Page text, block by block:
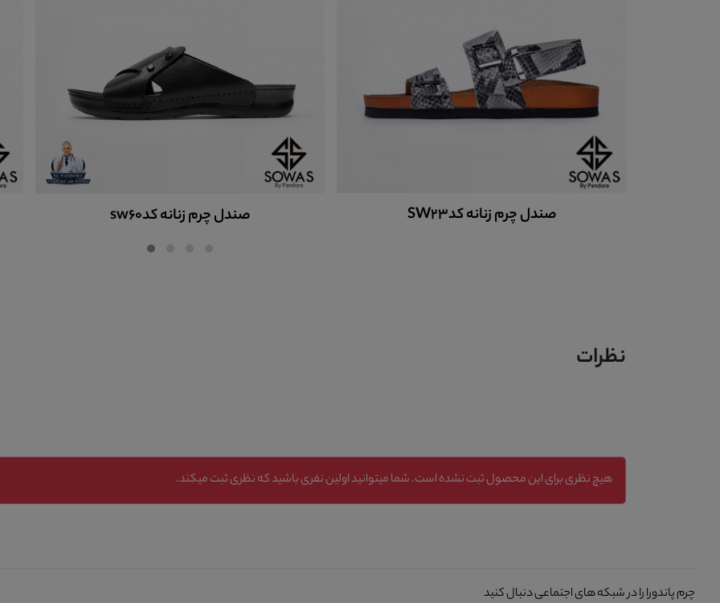
صندل چرم زنانه کدsw60 صندل چرم زنانه sw90
نظرات
هیچ نظری برای این محصول ثبت نشده است. شما میتوانید اولین نفری باشید که نظری ثبت میکند.
چرم پاندورا را در شبکه های اجتماعی دنبال کنید